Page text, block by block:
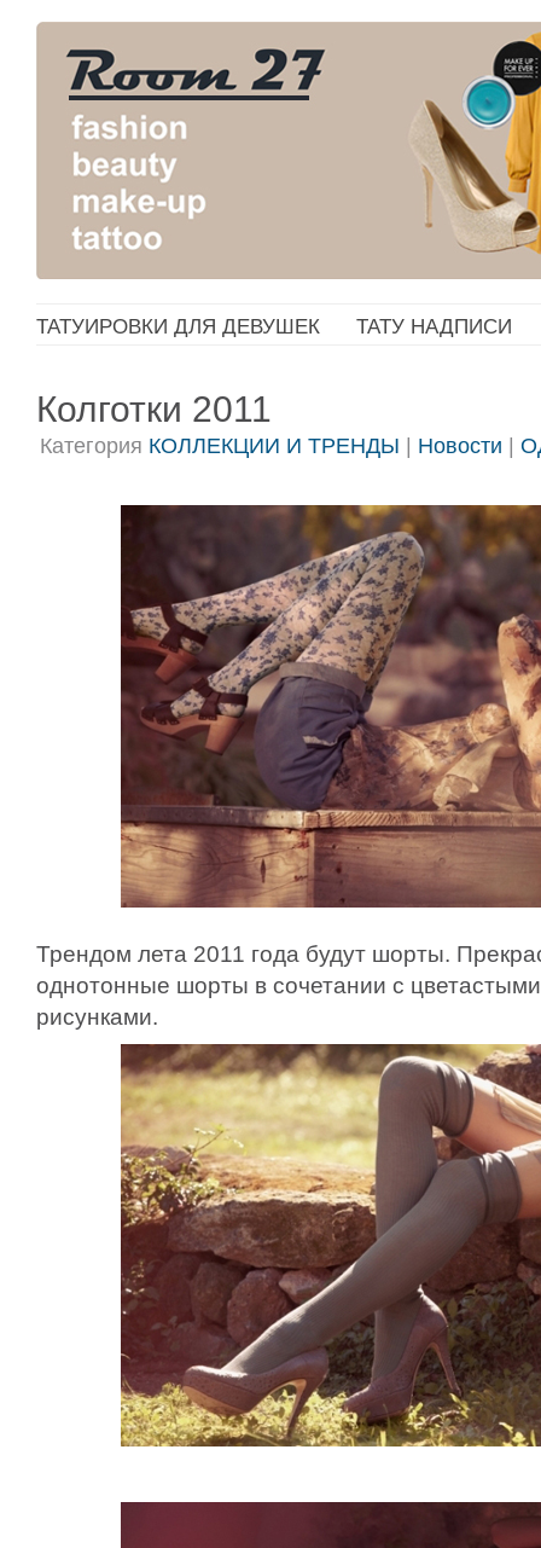
ТАТУИРОВКИ ДЛЯ ДЕВУШЕК ТАТУ НАДПИСИ
Колготки 2011
Категория КОЛЛЕКЦИИ И ТРЕНДЫ Новости
Трендом лета 2011 года будут шорты.
однотонные шорты в сочетании с
рисунками.